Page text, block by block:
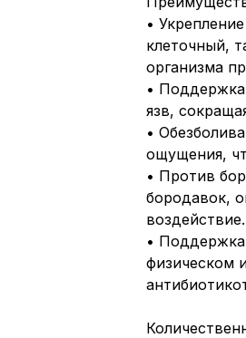
•
клеточный,
организма
• Поддержка
язв,
•
ощущения,
• Против
бородавок,
воздействие.
•
физическом